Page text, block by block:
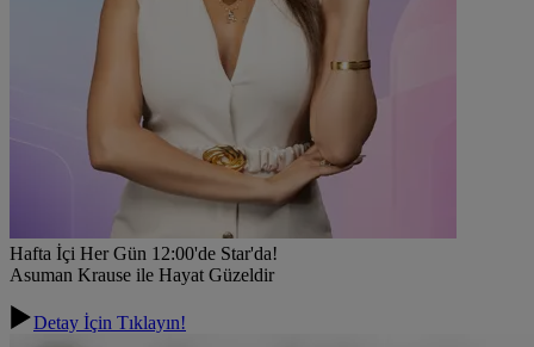
Hafta İçi Her Gün 12:00'de Star'da!
Asuman Krause ile Hayat Güzeldir
Detay İçin Tıklayın!